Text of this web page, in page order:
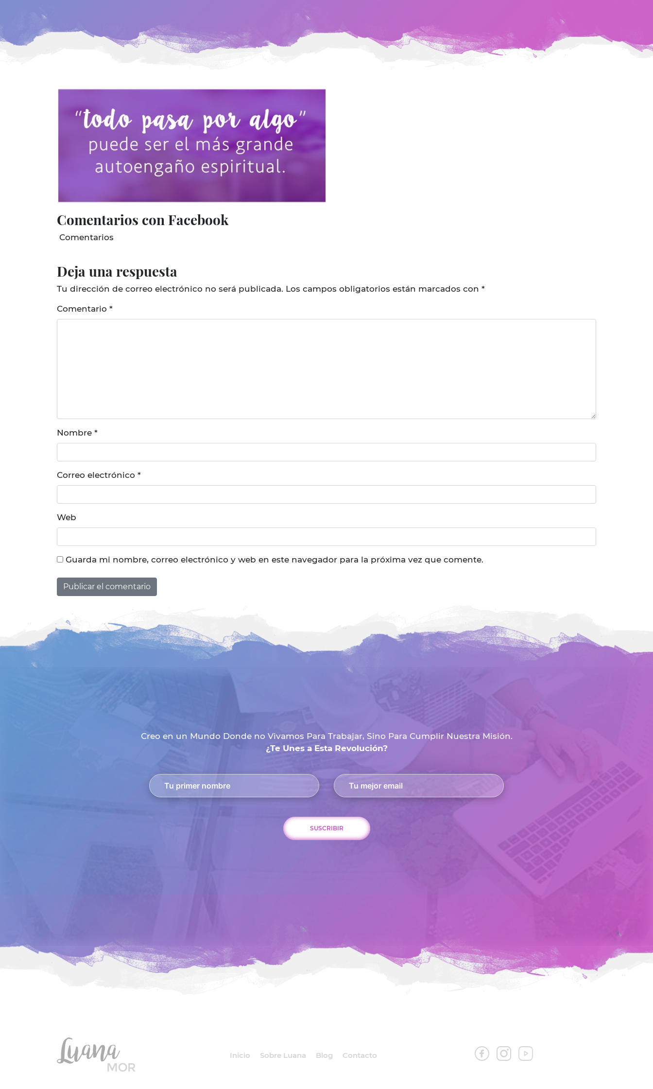
Comentarios con Facebook
Comentarios
Deja una respuesta
Tu dirección de correo electrónico no será publicada. Los campos obligatorios están marcados con *
Comentario *
Nombre *
Correo electrónico *
Web
Guarda mi nombre, correo electrónico y web en este navegador para la próxima vez que comente.
Creo en un Mundo Donde no Vivamos Para Trabajar, Sino Para Cumplir Nuestra Misión.
¿Te Unes a Esta Revolución?
SUSCRIBIR
Inicio Sobre Luana Blog Contacto